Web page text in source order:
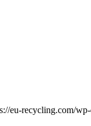
eu-recycling.com/